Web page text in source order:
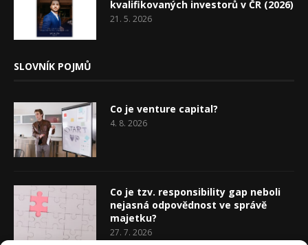
kvalifikovaných investorů v ČR (2026)
21. 5. 2026
SLOVNÍK POJMŮ
Co je venture capital?
4. 8. 2026
Co je tzv. responsibility gap neboli
nejasná odpovědnost ve správě
majetku?
27. 7. 2026